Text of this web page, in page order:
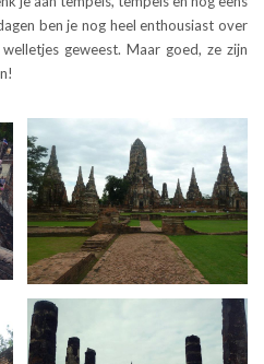
ben je nog heel enthousiast over
geweest. Maar goed, ze zijn